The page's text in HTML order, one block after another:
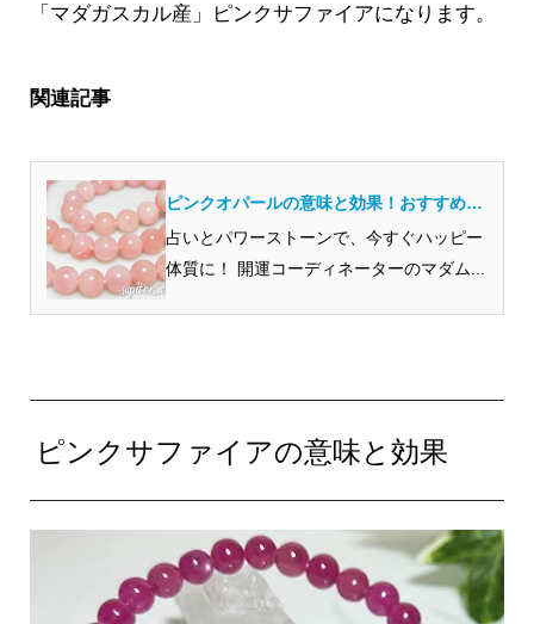
「マダガスカル産」ピンクサファイアになります。
関連記事
ピンクオパールの意味と効果！おすすめな
のはどんな人？
占いとパワーストーンで、今すぐハッピー
体質に！ 開運コーディネーターのマダム...
ピンクサファイアの意味と効果